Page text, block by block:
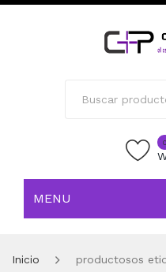
0
MENU
Inicio productosos